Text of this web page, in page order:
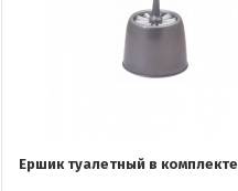
Ершик туалетный в комплекте